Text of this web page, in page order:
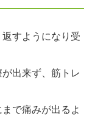
すようになり受
出来ず、筋トレ
で痛みが出るよ